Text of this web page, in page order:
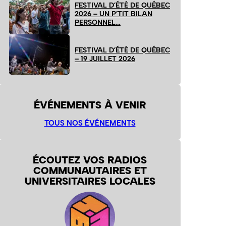
FESTIVAL D’ÉTÉ DE QUÉBEC
2026 – UN P’TIT BILAN
PERSONNEL…
FESTIVAL D’ÉTÉ DE QUÉBEC
– 19 JUILLET 2026
ÉVÉNEMENTS À VENIR
TOUS NOS ÉVÉNEMENTS
ÉCOUTEZ VOS RADIOS
COMMUNAUTAIRES ET
UNIVERSITAIRES LOCALES